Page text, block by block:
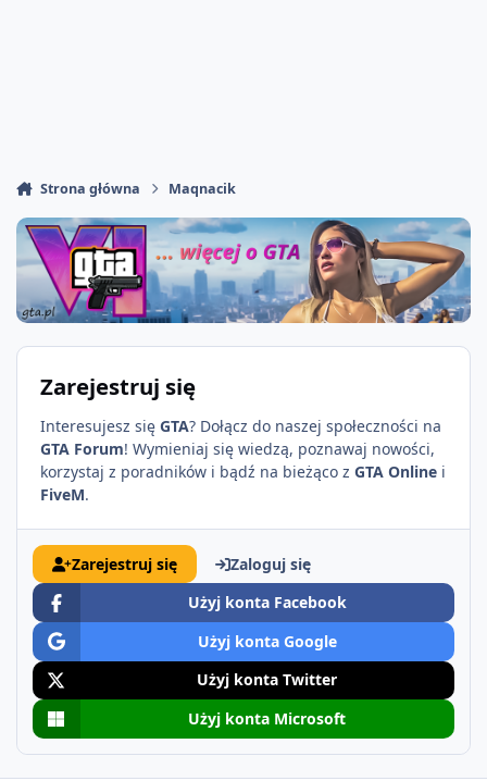
Strona główna Maqnacik
Zarejestruj się
Interesujesz się GTA? Dołącz do naszej społeczności na
GTA Forum! Wymieniaj się wiedzą, poznawaj nowości,
korzystaj z poradników i bądź na bieżąco z GTA Online i
FiveM.
Zarejestruj się
Zaloguj się
Użyj konta Facebook
Użyj konta Google
Użyj konta Twitter
Użyj konta Microsoft